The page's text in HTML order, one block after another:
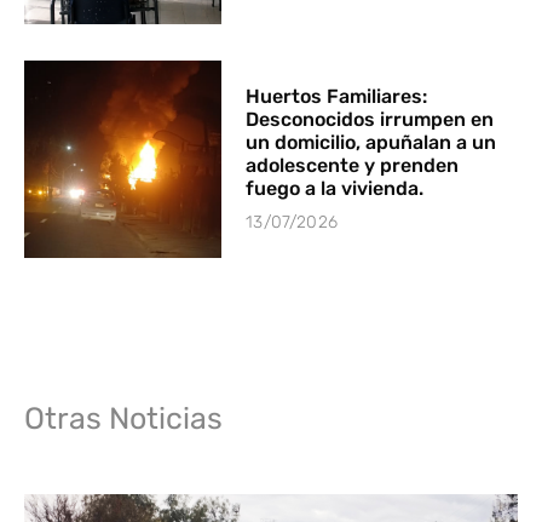
Huertos Familiares:
Desconocidos irrumpen en
un domicilio, apuñalan a un
adolescente y prenden
fuego a la vivienda.
13/07/2026
Otras Noticias